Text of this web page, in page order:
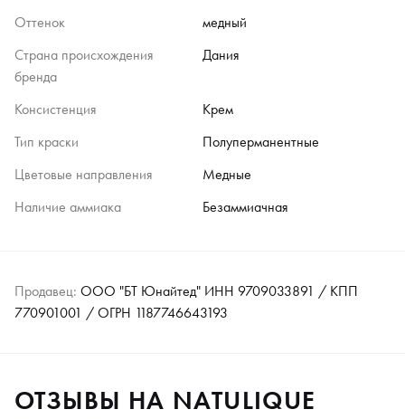
Оттенок
медный
Страна происхождения
бренда
Дания
Консистенция
Крем
Тип краски
Полуперманентные
Цветовые направления
Медные
Наличие аммиака
Безаммиачная
Продавец: ООО "БТ Юнайтед" ИНН 9709033891 / КПП
770901001 / ОГРН 1187746643193
ОТЗЫВЫ НА NATULIQUE